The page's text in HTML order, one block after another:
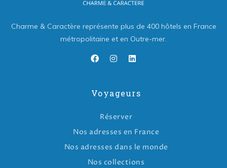
Charme & Caractère représente plus de 400 hôtels en France
métropolitaine et en Outre-mer.
Voyageurs
Réserver
Nos adresses en France
Nos adresses dans le monde
Nos collections